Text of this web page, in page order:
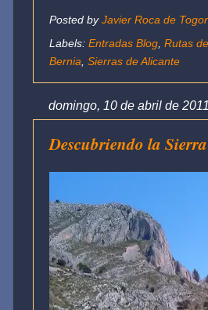
Posted byJavier Roca de
Labels: Entradas Blog Rutas
Bernia Sierras de Alicante
domingo, 10 de abril de 2011
Descubriendo la